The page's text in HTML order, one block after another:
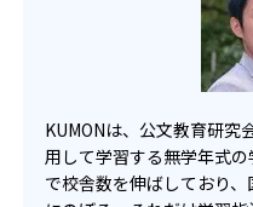
KUMONは、公文教育研究
用して学習する無学年式
で校舎数を伸ばしており